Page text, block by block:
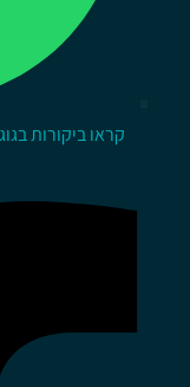
קראו ביקורות בגוגל